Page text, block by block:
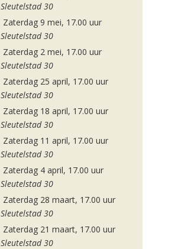
Sleutelstad 30
Zaterdag 9 mei, 17.00 uur
Sleutelstad 30
Zaterdag 2 mei, 17.00 uur
Sleutelstad 30
Zaterdag 25 april, 17.00 uur
Sleutelstad 30
Zaterdag 18 april, 17.00 uur
Sleutelstad 30
Zaterdag 11 april, 17.00 uur
Sleutelstad 30
Zaterdag 4 april, 17.00 uur
Sleutelstad 30
Zaterdag 28 maart, 17.00 uur
Sleutelstad 30
Zaterdag 21 maart, 17.00 uur
Sleutelstad 30